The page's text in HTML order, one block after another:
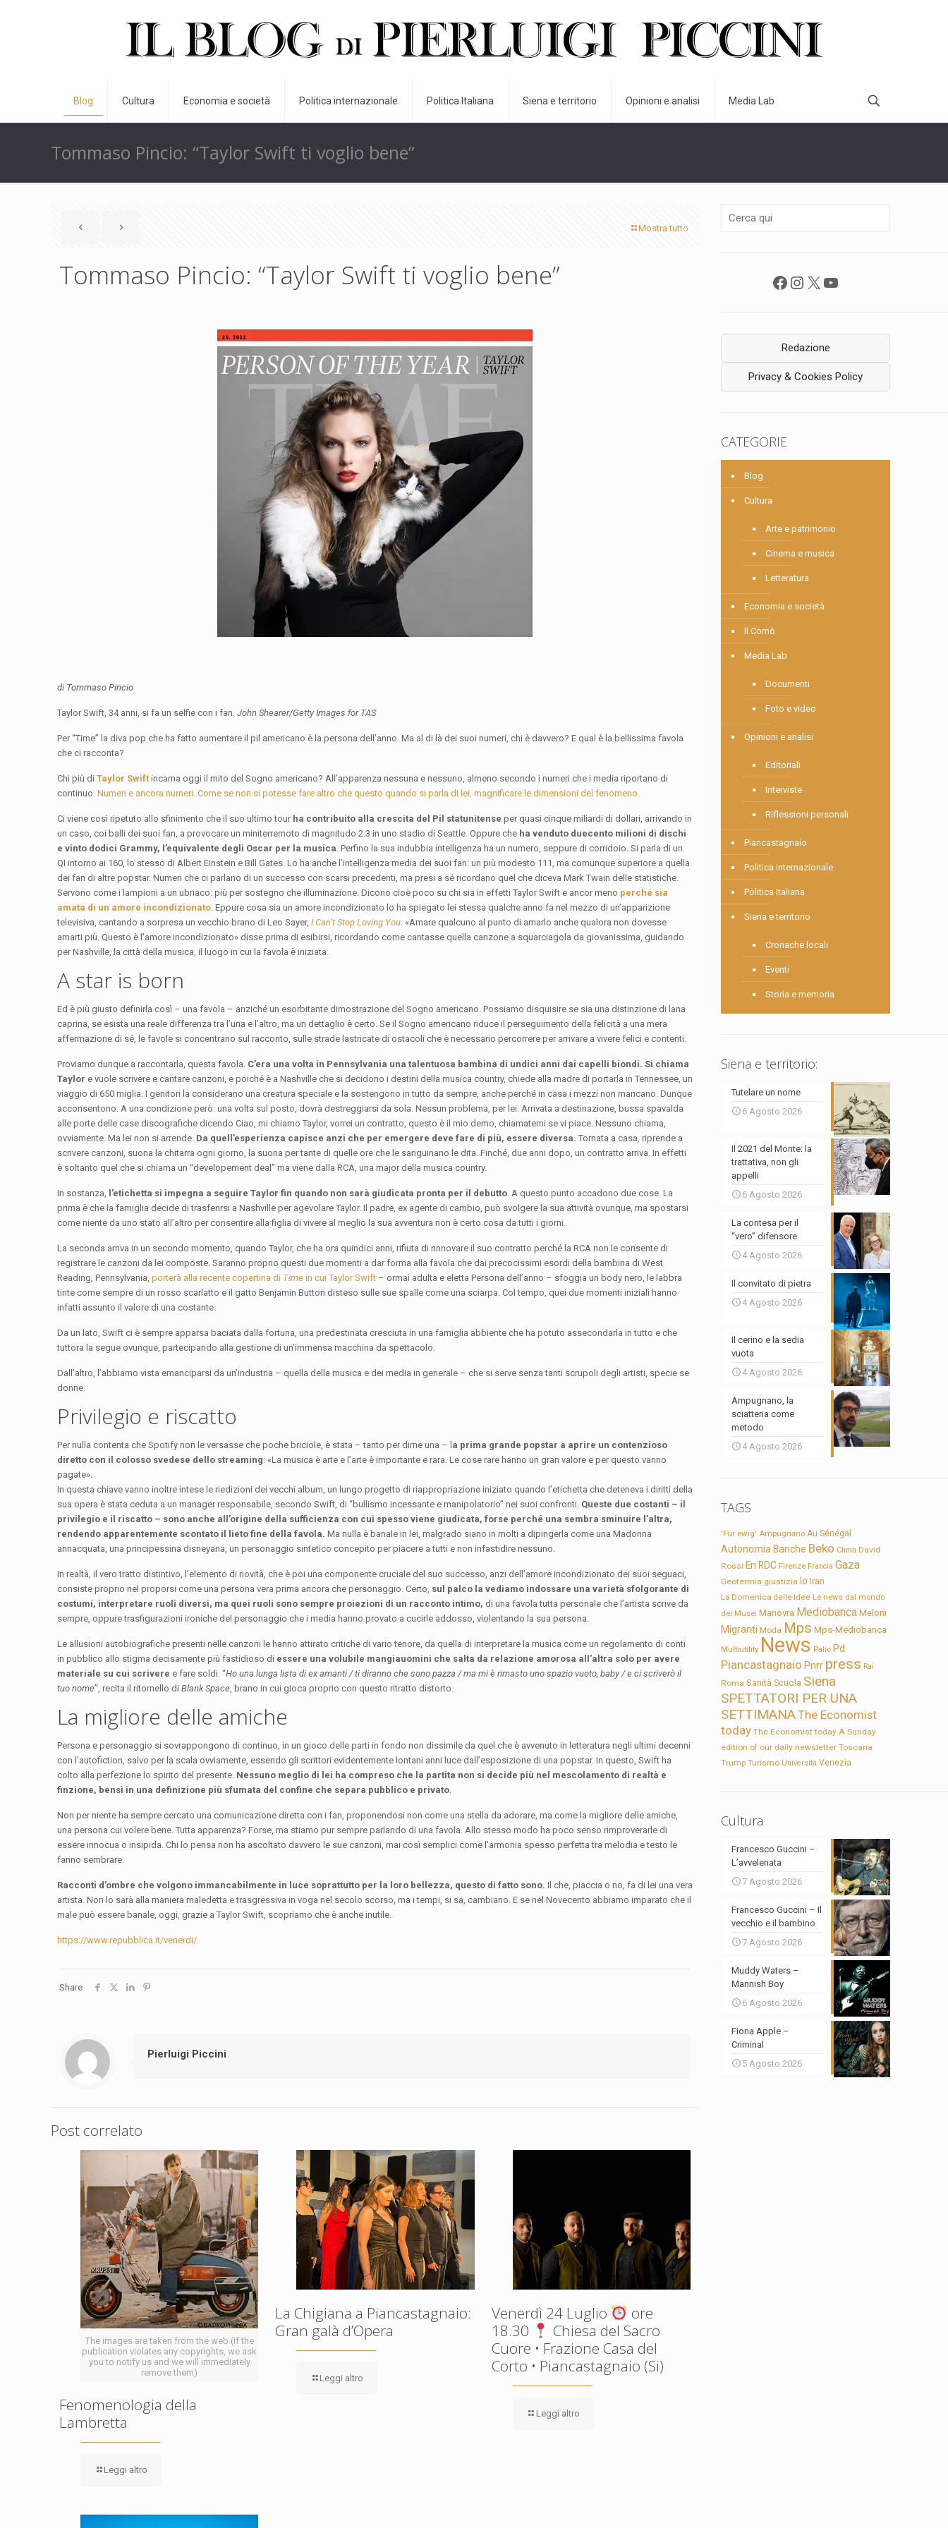
Blog Cultura Economia e società Politica internazionale Politica Italiana Siena e territorio Opinioni e analisi Media Lab
Tommaso Pincio: “Taylor Swift ti voglio bene”
Mostra tutto
Tommaso Pincio: “Taylor Swift ti voglio bene”
di Tommaso Pincio
Taylor Swift, 34 anni, si fa un selfie con i fan.John Shearer/Getty Images for TAS
Per “Time” la diva pop che ha fatto aumentare il pil americano è la persona dell’anno. Ma al di là dei suoi numeri, chi è davvero? E qual è la bellissima favola
che ci racconta?
Chi più diTaylor Swift incarna oggi il mito del Sogno americano? All’apparenza nessuna e nessuno, almeno secondo i numeri che i media riportano di
continuo.Numeri e ancora numeri. Come se non si potesse fare altro che questo quando si parla di lei, magnificare le dimensioni del fenomeno.
Ci viene così ripetuto allo sfinimento che il suo ultimo tour ha contribuito alla crescita del Pil statunitense per quasi cinque miliardi di dollari, arrivando in
un caso, coi balli dei suoi fan, a provocare un miniterremoto di magnitudo 2.3 in uno stadio di Seattle. Oppure che ha venduto duecento milioni di dischi
e vinto dodici Grammy, l’equivalente degli Oscar per la musica. Perfino la sua indubbia intelligenza ha un numero, seppure di corridoio. Si parla di un
QI intorno ai 160, lo stesso di Albert Einstein e Bill Gates. Lo ha anche l’intelligenza media dei suoi fan: un più modesto 111, ma comunque superiore a quella
dei fan di altre popstar. Numeri che ci parlano di un successo con scarsi precedenti, ma presi a sé ricordano quel che diceva Mark Twain delle statistiche.
Servono come i lampioni a un ubriaco: più per sostegno che illuminazione. Dicono cioè poco su chi sia in effetti Taylor Swift e ancor meno perché sia
amata di un amore incondizionato. Eppure cosa sia un amore incondizionato lo ha spiegato lei stessa qualche anno fa nel mezzo di un’apparizione
televisiva, cantando a sorpresa un vecchio brano di Leo Sayer,I Can’t Stop Loving You. «Amare qualcuno al punto di amarlo anche qualora non dovesse
amarti più. Questo è l’amore incondizionato» disse prima di esibirsi, ricordando come cantasse quella canzone a squarciagola da giovanissima, guidando
per Nashville, la città della musica, il luogo in cui la favola è iniziata.
A star is born
Ed è più giusto definirla così – una favola – anziché un esorbitante dimostrazione del Sogno americano. Possiamo disquisire se sia una distinzione di lana
caprina, se esista una reale differenza tra l’una e l’altro, ma un dettaglio è certo. Se il Sogno americano riduce il perseguimento della felicità a una mera
affermazione di sé, le favole si concentrano sul racconto, sulle strade lastricate di ostacoli che è necessario percorrere per arrivare a vivere felici e contenti.
Proviamo dunque a raccontarla, questa favola. C’era una volta in Pennsylvania una talentuosa bambina di undici anni dai capelli biondi. Si chiama
Taylor e vuole scrivere e cantare canzoni, e poiché è a Nashville che si decidono i destini della musica country, chiede alla madre di portarla in Tennessee, un
viaggio di 650 miglia. I genitori la considerano una creatura speciale e la sostengono in tutto da sempre, anche perché in casa i mezzi non mancano. Dunque
acconsentono. A una condizione però: una volta sul posto, dovrà destreggiarsi da sola. Nessun problema, per lei. Arrivata a destinazione, bussa spavalda
alle porte delle case discografiche dicendo Ciao, mi chiamo Taylor, vorrei un contratto, questo è il mio demo, chiamatemi se vi piace. Nessuno chiama,
ovviamente. Ma lei non si arrende. Da quell’esperienza capisce anzi che per emergere deve fare di più, essere diversa.Tornata a casa, riprende a
scrivere canzoni, suona la chitarra ogni giorno, la suona per tante di quelle ore che le sanguinano le dita. Finché, due anni dopo, un contratto arriva. In effetti
è soltanto quel che si chiama un “developement deal” ma viene dalla RCA, una major della musica country.
In sostanza, l’etichetta si impegna a seguire Taylor fin quando non sarà giudicata pronta per il debutto. A questo punto accadono due cose. La
prima è che la famiglia decide di trasferirsi a Nashville per agevolare Taylor. Il padre, ex agente di cambio, può svolgere la sua attività ovunque, ma spostarsi
come niente da uno stato all’altro per consentire alla figlia di vivere al meglio la sua avventura non è certo cosa da tutti i giorni.
La seconda arriva in un secondo momento, quando Taylor, che ha ora quindici anni, rifiuta di rinnovare il suo contratto perché la RCA non le consente di
registrare le canzoni da lei composte. Saranno proprio questi due momenti a dar forma alla favola che dai precocissimi esordi della bambina di West
Reading, Pennsylvania, porterà alla recente copertina di Timein cui Taylor Swift – ormai adulta e eletta Persona dell’anno – sfoggia un body nero, le labbra
tinte come sempre di un rosso scarlatto e il gatto Benjamin Button disteso sulle sue spalle come una sciarpa. Col tempo, quei due momenti iniziali hanno
infatti assunto il valore di una costante.
Da un lato, Swift ci è sempre apparsa baciata dalla fortuna, una predestinata cresciuta in una famiglia abbiente che ha potuto assecondarla in tutto e che
tuttora la segue ovunque, partecipando alla gestione di un’immensa macchina da spettacolo.
Dall’altro, l’abbiamo vista emanciparsi da un’industria – quella della musica e dei media in generale – che si serve senza tanti scrupoli degli artisti, specie se
donne.
Privilegio e riscatto
Per nulla contenta che Spotify non le versasse che poche briciole, è stata – tanto per dirne una – l a prima grande popstar a aprire un contenzioso
diretto con il colosso svedese dello streaming: «La musica è arte e l’arte è importante e rara. Le cose rare hanno un gran valore e per questo vanno
pagate».
In questa chiave vanno inoltre intese le riedizioni dei vecchi album, un lungo progetto di riappropriazione iniziato quando l’etichetta che deteneva i diritti della
sua opera è stata ceduta a un manager responsabile, secondo Swift, di “bullismo incessante e manipolatorio” nei suoi confronti. Queste due costanti – il
privilegio e il riscatto – sono anche all’origine della sufficienza con cui spesso viene giudicata, forse perché una sembra sminuire l’altra,
rendendo apparentemente scontato il lieto fine della favola. Ma nulla è banale in lei, malgrado siano in molti a dipingerla come una Madonna
annacquata, una principessina disneyana, un personaggio sintetico concepito per piacere a tutti e non infastidire nessuno.
In realtà, il vero tratto distintivo, l’elemento di novità, che è poi una componente cruciale del suo successo, anzi dell’amore incondizionato dei suoi seguaci,
consiste proprio nel proporsi come una persona vera prima ancora che personaggio. Certo, sul palco la vediamo indossare una varietà sfolgorante di
costumi, interpretare ruoli diversi, ma quei ruoli sono sempre proiezioni di un racconto intimo, di una favola tutta personale che l’artista scrive da
sempre, oppure trasfigurazioni ironiche del personaggio che i media hanno provato a cucirle addosso, violentando la sua persona.
Le allusioni autobiografiche presenti nelle canzoni le hanno attirato critiche di vario tenore, da quella di interpretare la musica come un regolamento di conti
in pubblico allo stigma decisamente più fastidioso di essere una volubile mangiauomini che salta da relazione amorosa all’altra solo per avere
materiale su cui scrivere e fare soldi. “Ho una lunga lista di ex amanti / ti diranno che sono pazza / ma mi è rimasto uno spazio vuoto, baby / e ci scriverò il
tuo nome”, recita il ritornello di Blank Space, brano in cui gioca proprio con questo ritratto distorto.
La migliore delle amiche
Persona e personaggio si sovrappongono di continuo, in un gioco delle parti in fondo non dissimile da quel che è avvenuto in letteratura negli ultimi decenni
con l’autofiction, salvo per la scala ovviamente, essendo gli scrittori evidentemente lontani anni luce dall’esposizione di una popstar. In questo, Swift ha
colto alla perfezione lo spirito del presente. Nessuno meglio di lei ha compreso che la partita non si decide più nel mescolamento di realtà e
finzione, bensì in una definizione più sfumata del confine che separa pubblico e privato.
Non per niente ha sempre cercato una comunicazione diretta con i fan, proponendosi non come una stella da adorare, ma come la migliore delle amiche,
una persona cui volere bene. Tutta apparenza? Forse, ma stiamo pur sempre parlando di una favola. Allo stesso modo ha poco senso rimproverarle di
essere innocua o insipida. Chi lo pensa non ha ascoltato davvero le sue canzoni, mai così semplici come l’armonia spesso perfetta tra melodia e testo le
fanno sembrare.
Racconti d’ombre che volgono immancabilmente in luce soprattutto per la loro bellezza, questo di fatto sono. Il che, piaccia o no, fa di lei una vera
artista. Non lo sarà alla maniera maledetta e trasgressiva in voga nel secolo scorso, ma i tempi, si sa, cambiano. E se nel Novecento abbiamo imparato che il
male può essere banale, oggi, grazie a Taylor Swift, scopriamo che è anche inutile.
https://www.repubblica.it/venerdi/
Share
Pierluigi Piccini
Post correlato
The images are taken from the web (if the
publication violates any copyrights, we ask
you to notify us and we will immediately
remove them)
Fenomenologia della
Lambretta
Leggi altro
La Chigiana a Piancastagnaio:
Gran galà d’Opera
Leggi altro
Venerdì 24 Luglio
ore
18.30
Chiesa del Sacro
Cuore • Frazione Casa del
Corto • Piancastagnaio (Si)
Leggi altro
Facebook
Instagram
X YouTube
Redazione
Privacy & Cookies Policy
CATEGORIE
Blog
Cultura
Arte e patrimonio
Cinema e musica
Letteratura
Economia e società
Il Comò
Media Lab
Documenti
Foto e video
Opinioni e analisi
Editoriali
Interviste
Riflessioni personali
Piancastagnaio
Politica internazionale
Politica Italiana
Siena e territorio
Cronache locali
Eventi
Storia e memoria
Siena e territorio:
Tutelare un nome
6 Agosto 2026
Il 2021 del Monte: la
trattativa, non gli
appelli
6 Agosto 2026
La contesa per il
“vero” difensore
4 Agosto 2026
Il convitato di pietra
4 Agosto 2026
Il cerino e la sedia
vuota
4 Agosto 2026
Ampugnano, la
sciatteria come
metodo
4 Agosto 2026
TAGS
'Für ewig' Ampugnano Au Sénégal
Autonomia Banche Beko Clima David
Rossi En RDC Firenze Francia Gaza
Geotermia giustizia Io Iran
La Domenica delle Idee Le news dal mondo
dei Musei Manovra Mediobanca Meloni
Migranti Moda Mps Mps-Mediobanca
Multiutility News Palio Pd
Piancastagnaio Pnrr press Rai
Roma Sanità Scuola Siena
SPETTATORI PER UNA
SETTIMANAThe Economist
today The Economist today A Sunday
edition of our daily newsletter Toscana
Trump Turismo Università Venezia
Cultura
Francesco Guccini –
L’avvelenata
7 Agosto 2026
Francesco Guccini – Il
vecchio e il bambino
7 Agosto 2026
Muddy Waters –
Mannish Boy
6 Agosto 2026
Fiona Apple –
Criminal
5 Agosto 2026